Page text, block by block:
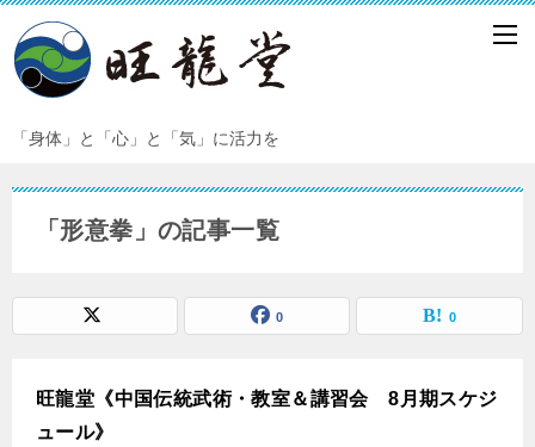
「身体」と「心」と「気」に活力を
「形意拳」の記事一覧
0 0
旺龍堂《中国伝統武術・教室＆講習会 8月期スケジ
ュール》